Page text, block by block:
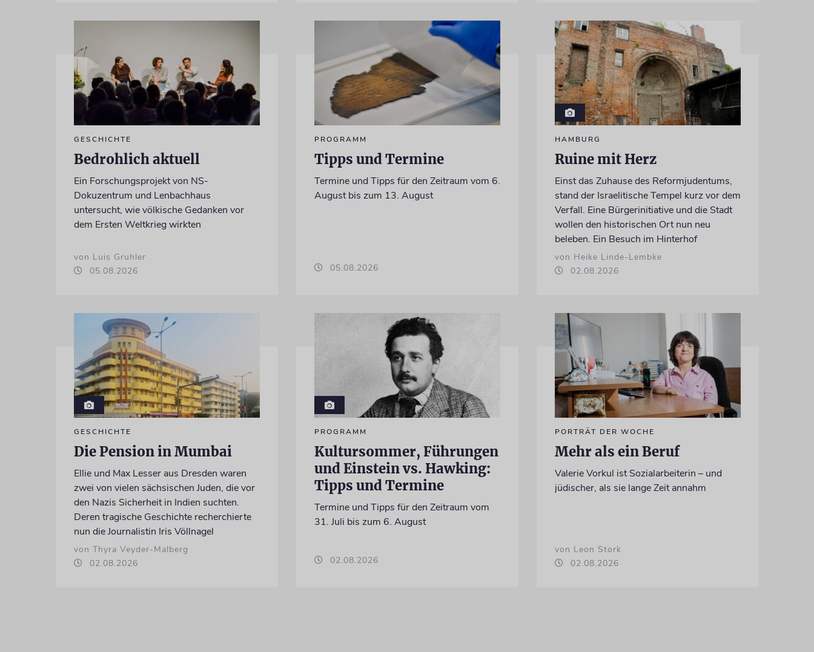
GESCHICHTE
Bedrohlich aktuell
Ein Forschungsprojekt von NS-
Dokuzentrum und Lenbachhaus
untersucht, wie völkische Gedanken vor
dem Ersten Weltkrieg wirkten
von Luis Gruhler
05.08.2026
PROGRAMM
Tipps und Termine
Termine und Tipps für den Zeitraum vom 6.
August bis zum 13. August
05.08.2026
HAMBURG
Ruine mit Herz
Einst das Zuhause des Reformjudentums,
stand der Israelitische Tempel kurz vor dem
Verfall. Eine Bürgerinitiative und die Stadt
wollen den historischen Ort nun neu
beleben. Ein Besuch im Hinterhof
von Heike Linde-Lembke
02.08.2026
GESCHICHTE
Die Pension in Mumbai
Ellie und Max Lesser aus Dresden waren
zwei von vielen sächsischen Juden, die vor
den Nazis Sicherheit in Indien suchten.
Deren tragische Geschichte recherchierte
nun die Journalistin Iris Völlnagel
von Thyra Veyder-Malberg
02.08.2026
PROGRAMM
Kultursommer, Führungen
und Einstein vs. Hawking:
Tipps und Termine
Termine und Tipps für den Zeitraum vom
31. Juli bis zum 6. August
02.08.2026
PORTRÄT DER WOCHE
Mehr als ein Beruf
Valerie Vorkul ist Sozialarbeiterin – und
jüdischer, als sie lange Zeit annahm
von Leon Stork
02.08.2026